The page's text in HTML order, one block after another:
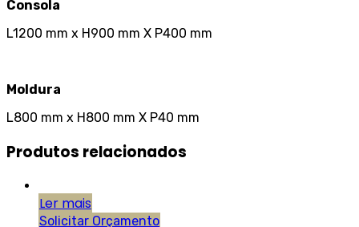
Consola
L1200 mm x H900 mm X P400 mm
Moldura
L800 mm x H800 mm X P40 mm
Produtos relacionados
Ler mais
Solicitar Orçamento